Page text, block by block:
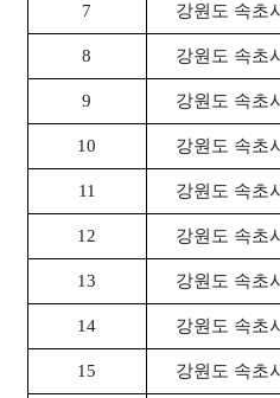
7 강원도 속초
8 강원도 속초
9 강원도 속초
10 강원도 속초
11 강원도 속초
12 강원도 속초
13 강원도 속초
14 강원도 속초
15 강원도 속초